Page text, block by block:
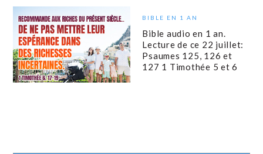
BIBLE EN 1 AN
Bible audio en 1 an.
Lecture de ce 22 juillet:
Psaumes 125, 126 et
127 1 Timothée 5 et 6